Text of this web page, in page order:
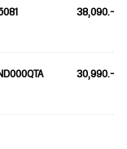
38,090.-
30,990.-